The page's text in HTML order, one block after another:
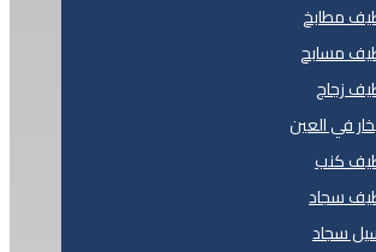
مطابخ
مسابح
زجاج
في العين
كنب
سجاد
سجاد